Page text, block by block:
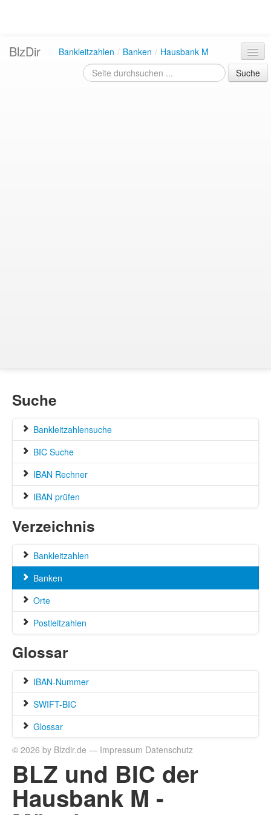
BlzDir Bankleitzahlen / Banken / Hausbank M
Suche
Suche
Bankleitzahlensuche
BIC Suche
IBAN Rechner
IBAN prüfen
Verzeichnis
Bankleitzahlen
Banken
Orte
Postleitzahlen
Glossar
IBAN-Nummer
SWIFT-BIC
Glossar
© 2026 by Blzdir.de — Impressum Datenschutz
BLZ und BIC der
Hausbank M -